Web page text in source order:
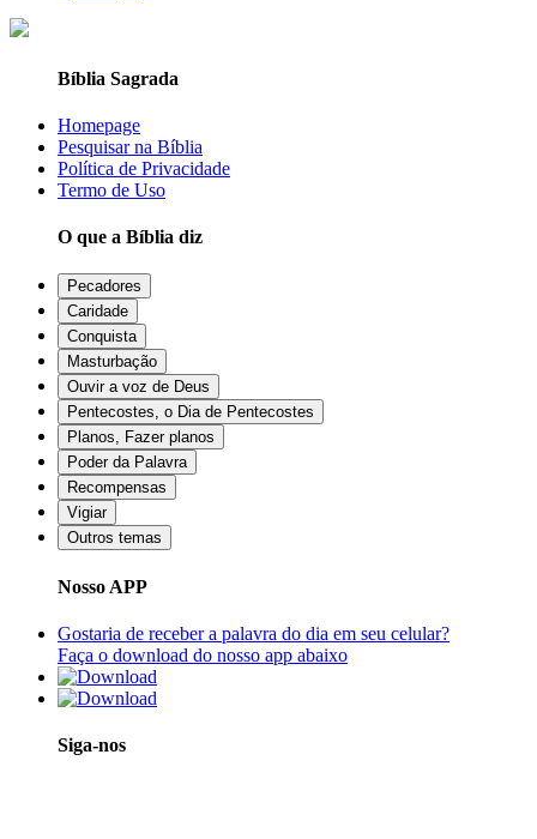
Bíblia Sagrada
Homepage
Pesquisar na Bíblia
Política de Privacidade
Termo de Uso
O que a Bíblia diz
Pecadores
Caridade
Conquista
Masturbação
Ouvir a voz de Deus
Pentecostes, o Dia de Pentecostes
Planos, Fazer planos
Poder da Palavra
Recompensas
Vigiar
Outros temas
Nosso APP
Gostaria de receber a palavra do dia em seu celular?
Faça o download do nosso app abaixo
Siga-nos